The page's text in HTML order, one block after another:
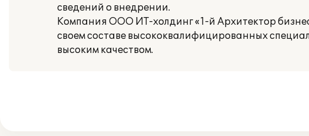
сведений о внедрении.
Компания ООО ИТ-холдинг «1-й Архитектор
своем составе высококвалифицированных
высоким качеством.